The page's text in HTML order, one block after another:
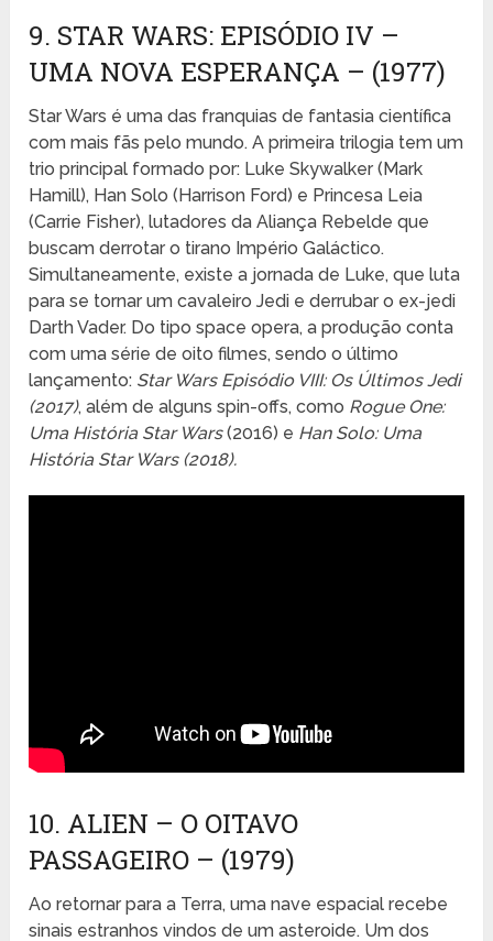
9. STAR WARS: EPISÓDIO IV –
UMA NOVA ESPERANÇA – (1977)
Star Wars é uma das franquias de fantasia científica
com mais fãs pelo mundo. A primeira trilogia tem um
trio principal formado por: Luke Skywalker (Mark
Hamill), Han Solo (Harrison Ford) e Princesa Leia
(Carrie Fisher), lutadores da Aliança Rebelde que
buscam derrotar o tirano Império Galáctico.
Simultaneamente, existe a jornada de Luke, que luta
para se tornar um cavaleiro Jedi e derrubar o ex-jedi
Darth Vader. Do tipo space opera, a produção conta
com uma série de oito filmes, sendo o último
lançamento: Star Wars Episódio VIII: Os Últimos Jedi
(2017), além de alguns spin-offs, como Rogue One:
Uma História Star Wars(2016) e Han Solo: Uma
História Star Wars (2018).
10. ALIEN – O OITAVO
PASSAGEIRO – (1979)
Ao retornar para a Terra, uma nave espacial recebe
sinais estranhos vindos de um asteroide. Um dos